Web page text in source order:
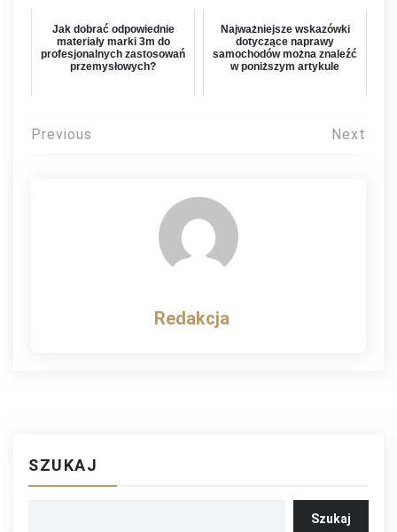
Jak dobrać odpowiednie
materiały marki 3m do
profesjonalnych zastosowań
przemysłowych?
Najważniejsze wskazówki
dotyczące naprawy
samochodów można znaleźć
w poniższym artykule
Nawigacja
Previous Next
Redakcja
SZUKAJ
Szukaj